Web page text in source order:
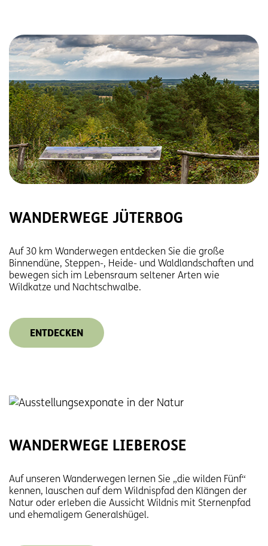
WANDERWEGE JÜTERBOG
Auf 30 km Wanderwegen entdecken Sie die große
Binnendüne, Steppen-, Heide- und Waldlandschaften und
bewegen sich im Lebensraum seltener Arten wie
Wildkatze und Nachtschwalbe.
ENTDECKEN
WANDERWEGE LIEBEROSE
Auf unseren Wanderwegen lernen Sie „die wilden Fünf“
kennen, lauschen auf dem Wildnispfad den Klängen der
Natur oder erleben die Aussicht Wildnis mit Sternenpfad
und ehemaligem Generalshügel.